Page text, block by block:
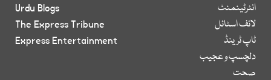
انٹرٹینمنٹ
لائف اسٹائل
ٹاپ ٹرینڈ
دلچسپ و عجیب
صحت
Urdu Blogs
The Express Tribune
Express Entertainment